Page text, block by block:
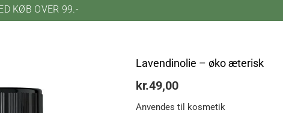
KØB OVER 99.-
Lavendinolie – øko æterisk
kr.49,00
Anvendes til kosmetik